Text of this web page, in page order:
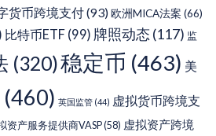
货币跨境支付(93)欧洲MICA法案 (66)
比特币ETF (99) 牌照动态 (117) 监
(320)稳定币 (463) 美
(460) 英国监管 (44) 虚拟货币跨境支
资产服务提供商VASP(58) 虚拟资产跨境